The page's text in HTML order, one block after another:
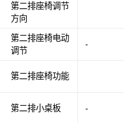
第二排座椅调节
方向
第二排座椅电动
调节
第二排座椅功能
第二排小桌板
-
-